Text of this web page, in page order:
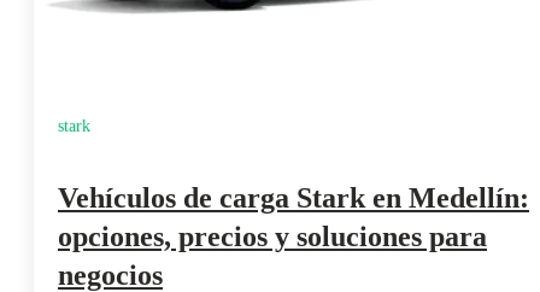
stark
Vehículos de carga Stark en Medellín:
opciones, precios y soluciones para
negocios